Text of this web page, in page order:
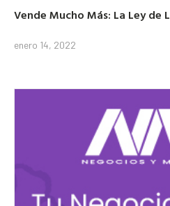
Vende Mucho Más: La Ley de
enero 14, 2022